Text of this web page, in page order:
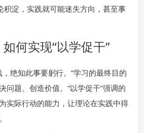
积淀，实践就可能迷失方向，甚至事
何实现“以学促干”
，绝知此事要躬行。”学习的最终目的
问题、创造价值。“以学促干”强调的
实际行动的能力，让理论在实践中得